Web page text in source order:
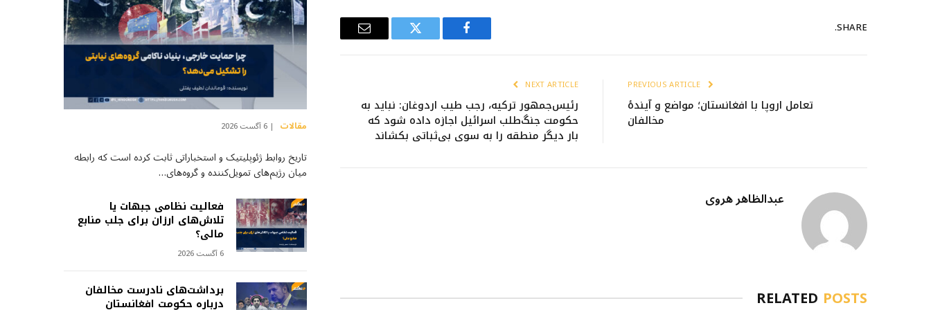
SHARE.
Facebook
Twitter
Email
تعامل اروپا با افغانستان؛ مواضع و آیندهٔ
مخالفان
NEXT ARTICLE
رئیس‌جمهور ترکیه، رجب طیب اردوغان: نباید به
حکومت جنگ‌طلب اسرائیل اجازه داده شود که
بار دیگر منطقه را به سوی بی‌ثباتی بکشاند
عبدالظاهر هروی
RELATED POSTS
مقالات 6 آگست 2026
تاریخ روابط ژئوپلیتیک و استخباراتی ثابت کرده است که رابطه
میان رژیم‌های تمویل‌کننده و گروه‌های…
فعالیت نظامی جبهات یا
تلاش‌های ارزان برای جلب منابع
مالی؟
6 آگست 2026
برداشت‌های نادرست مخالفان
درباره حکومت افغانستان